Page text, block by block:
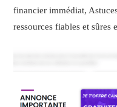
financier immédiat,
ressources fiables et sûres